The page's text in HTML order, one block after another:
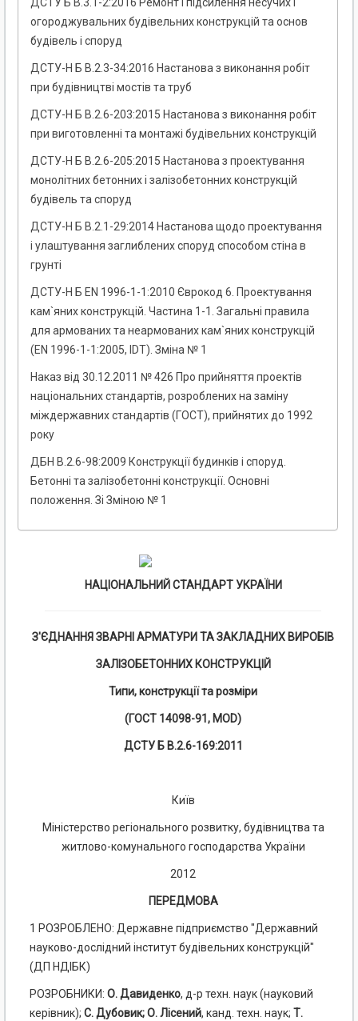
ДСТУ Б В.3.1-2:2016 Ремонт і підсилення несучих і
огороджувальних будівельних конструкцій та основ
будівель і споруд
ДСТУ-Н Б В.2.3-34:2016 Настанова з виконання робіт
при будівництві мостів та труб
ДСТУ-Н Б В.2.6-203:2015 Настанова з виконання робіт
при виготовленні та монтажі будівельних конструкцій
ДСТУ-Н Б В.2.6-205:2015 Настанова з проектування
монолітних бетонних і залізобетонних конструкцій
будівель та споруд
ДСТУ-Н Б В.2.1-29:2014 Настанова щодо проектування
і улаштування заглиблених споруд способом стіна в
грунті
ДСТУ-Н Б EN 1996-1-1:2010 Єврокод 6. Проектування
кам`яних конструкцій. Частина 1-1. Загальні правила
для армованих та неармованих кам`яних конструкцій
(EN 1996-1-1:2005, IDТ). Зміна № 1
Наказ від 30.12.2011 № 426 Про прийняття проектів
національних стандартів, розроблених на заміну
міждержавних стандартів (ГОСТ), прийнятих до 1992
року
ДБН В.2.6-98:2009 Конструкції будинків і споруд.
Бетонні та залізобетонні конструкції. Основні
положення. Зі Зміною № 1
НАЦІОНАЛЬНИЙ СТАНДАРТ УКРАЇНИ
З'ЄДНАННЯ ЗВАРНІ АРМАТУРИ ТА ЗАКЛАДНИХ ВИРОБІВ
ЗАЛІЗОБЕТОННИХ КОНСТРУКЦІЙ
Типи, конструкції та розміри
(ГОСТ 14098-91, MOD)
ДСТУ Б В.2.6-169:2011
Київ
Міністерство регіонального розвитку, будівництва та
житлово-комунального господарства України
2012
ПЕРЕДМОВА
1 РОЗРОБЛЕНО: Державне підприємство "Державний
науково-дослідний інститут будівельних конструкцій"
(ДП НДІБК)
РОЗРОБНИКИ: О. Давиденко, д-р техн. наук (науковий
керівник); С. Дубовик; О. Лісений, канд. техн. наук; Т.